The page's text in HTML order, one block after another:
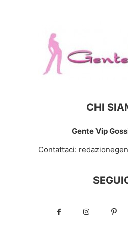
CHI
Gente Vip
Contattaci: